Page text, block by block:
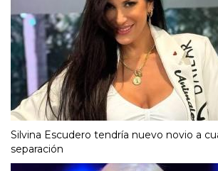
Silvina Escudero tendría nuevo novio a
separación